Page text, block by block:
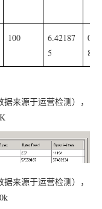
100
6.42187
5
8
据来源于运营检测），
据来源于运营检测），